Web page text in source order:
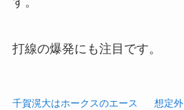
打線の爆発にも注目です。
千賀滉大はホークスのエース
想定外